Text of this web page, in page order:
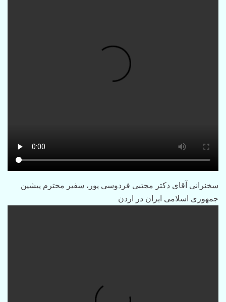
سخنرانی آقای دکتر مجتبی فردوسی پور، سفیر محترم پیشین
جمهوری اسلامی ایران در اردن